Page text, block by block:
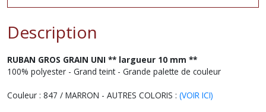
Description
RUBAN GROS GRAIN UNI ** largueur 10 mm **
100% polyester - Grand teint - Grande palette de couleur
Couleur : 847 / MARRON - AUTRES COLORIS : (VOIR ICI)